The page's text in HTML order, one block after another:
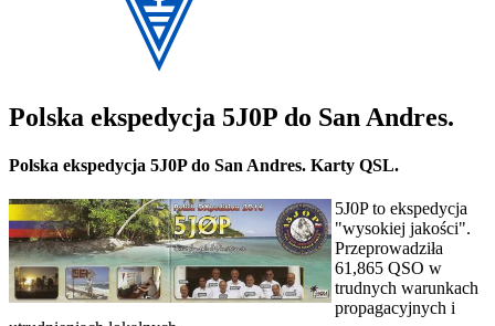
Polska ekspedycja 5J0P do San Andres.
Polska ekspedycja 5J0P do San Andres. Karty QSL.
5J0P to ekspedycja
"wysokiej jakości".
Przeprowadziła
61,865 QSO w
trudnych warunkach
propagacyjnych i